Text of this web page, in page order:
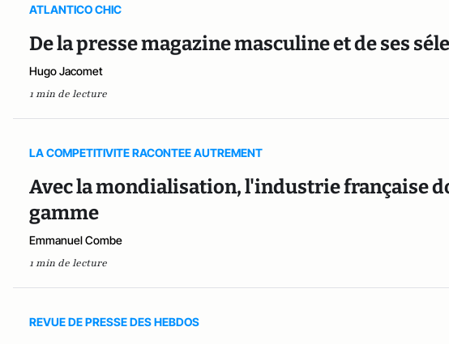
ATLANTICO CHIC
De la presse magazine masculine et de ses
Hugo Jacomet
1 min de lecture
LA COMPETITIVITE RACONTEE AUTREMENT
Avec la mondialisation, l'industrie française
gamme
Emmanuel Combe
1 min de lecture
REVUE DE PRESSE DES HEBDOS